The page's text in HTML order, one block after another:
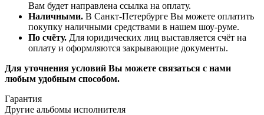
Вам будет направлена ссылка на оплату.
Наличными. В Санкт-Петербурге Вы можете оплатить
покупку наличными средствами в нашем шоу-руме.
По счёту. Для юридических лиц выставляется счёт на
оплату и оформляются закрывающие документы.
Для уточнения условий Вы можете связаться с нами
любым удобным способом.
Гарантия
Другие альбомы исполнителя